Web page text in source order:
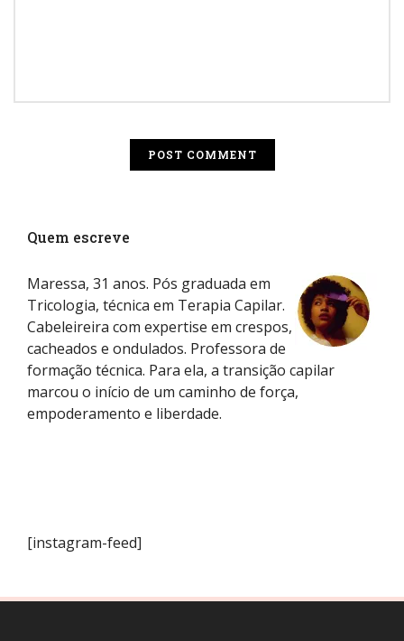
Quem escreve
Maressa, 31 anos. Pós graduada em
Tricologia, técnica em Terapia Capilar.
Cabeleireira com expertise em crespos,
cacheados e ondulados. Professora de
formação técnica. Para ela, a transição capilar
marcou o início de um caminho de força,
empoderamento e liberdade.
[instagram-feed]